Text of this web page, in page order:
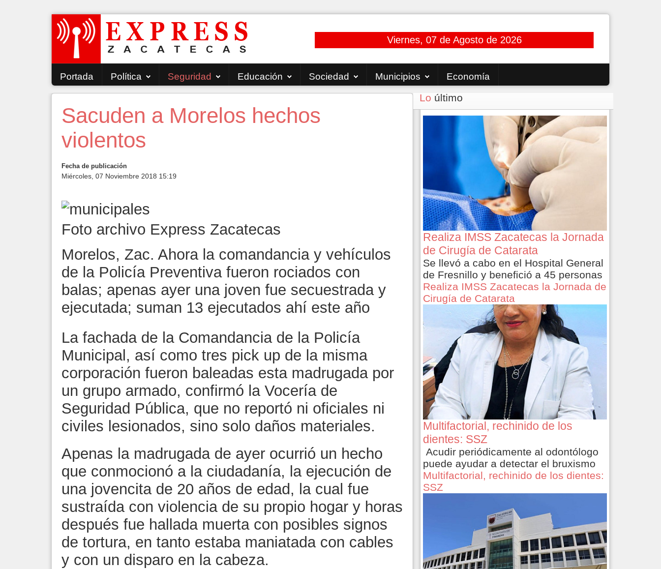
Viernes, 07 de Agosto de 2026
Portada Política Seguridad Educación Sociedad Municipios Economía
Sacuden a Morelos hechos
violentos
Fecha de publicación
Miércoles, 07 Noviembre 2018 15:19
Foto archivo Express Zacatecas
Morelos, Zac. Ahora la comandancia y vehículos
de la Policía Preventiva fueron rociados con
balas; apenas ayer una joven fue secuestrada y
ejecutada; suman 13 ejecutados ahí este año
La fachada de la Comandancia de la Policía
Municipal, así como tres pick up de la misma
corporación fueron baleadas esta madrugada por
un grupo armado, confirmó la Vocería de
Seguridad Pública, que no reportó ni oficiales ni
civiles lesionados, sino solo daños materiales.
Apenas la madrugada de ayer ocurrió un hecho
que conmocionó a la ciudadanía, la ejecución de
una jovencita de 20 años de edad, la cual fue
sustraída con violencia de su propio hogar y horas
después fue hallada muerta con posibles signos
de tortura, en tanto estaba maniatada con cables
y con un disparo en la cabeza.
Lo último
Realiza IMSS Zacatecas la Jornada
de Cirugía de Catarata
Se llevó a cabo en el Hospital General
de Fresnillo y benefició a 45 personas
Realiza IMSS Zacatecas la Jornada de
Cirugía de Catarata
Multifactorial, rechinido de los
dientes: SSZ
Acudir periódicamente al odontólogo
puede ayudar a detectar el bruxismo
Multifactorial, rechinido de los dientes:
SSZ